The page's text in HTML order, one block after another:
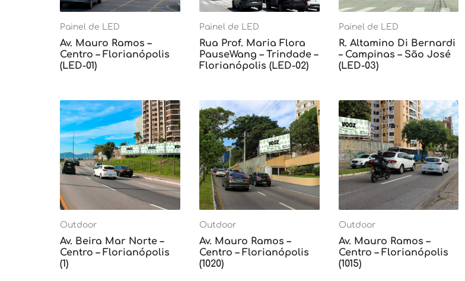
Painel de LED
Av. Mauro Ramos –
Centro – Florianópolis
(LED-01)
Painel de LED
Rua Prof. Maria Flora
PauseWang – Trindade –
Florianópolis (LED-02)
Painel de LED
R. Altamino Di Bernardi
– Campinas – São José
(LED-03)
Outdoor
Av. Beira Mar Norte –
Centro – Florianópolis
(1)
Outdoor
Av. Mauro Ramos –
Centro – Florianópolis
(1020)
Outdoor
Av. Mauro Ramos –
Centro – Florianópolis
(1015)